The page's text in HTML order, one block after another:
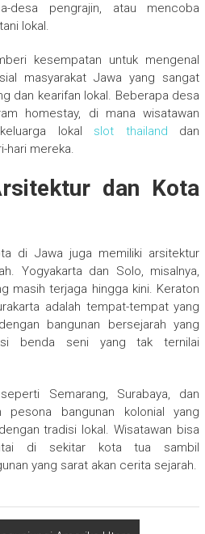
desa pengrajin, atau mencoba
lokal.
kesempatan untuk mengenal
masyarakat Jawa yang sangat
dan kearifan lokal. Beberapa desa
homestay, di mana wisatawan
lokal slot thailand dan
hari mereka.
dan Kota
di Jawa juga memiliki arsitektur
Yogyakarta dan Solo, misalnya,
masih terjaga hingga kini. Keraton
adalah tempat-tempat yang
bangunan bersejarah yang
benda seni yang tak ternilai
Semarang, Surabaya, dan
pesona bangunan kolonial yang
tradisi lokal. Wisatawan bisa
di sekitar kota tua sambil
yang sarat akan cerita sejarah.